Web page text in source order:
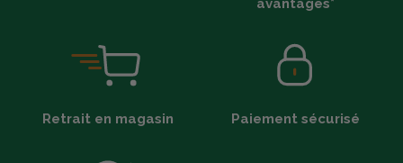
avantages*
Retrait en magasin Paiement sécurisé